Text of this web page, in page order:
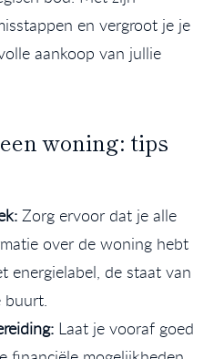
en vergroot je je
aankoop van jullie
woning: tips
Zorg ervoor dat je alle
over de woning hebt
energielabel, de staat van
buurt.
Laat je vooraf goed